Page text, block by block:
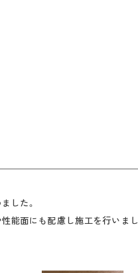
した。
能面にも配慮し施工を行いまし